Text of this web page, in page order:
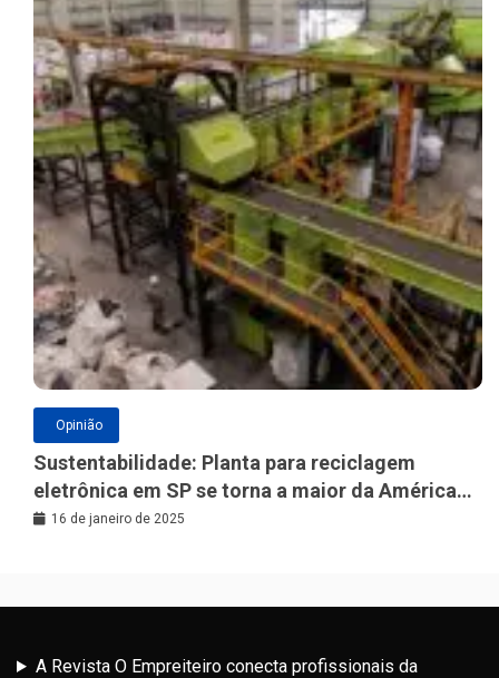
Opinião
Sustentabilidade: Planta para reciclagem
eletrônica em SP se torna a maior da América
Latina
16 de janeiro de 2025
A Revista O Empreiteiro conecta profissionais da